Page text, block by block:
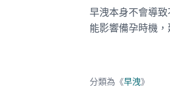
早洩本身不會導
能影響備孕時機
分類為《早洩》